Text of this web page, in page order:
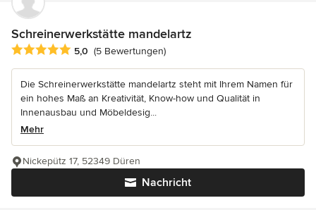
Schreinerwerkstätte mandelartz
Durchschnittliche Bewertung: 5 von 5 Sternen
5,0 (5 Bewertungen)
Die Schreinerwerkstätte mandelartz steht mit Ihrem Namen für
ein hohes Maß an Kreativität, Know-how und Qualität in
Innenausbau und Möbeldesig...
Mehr
Nachricht
Nickepütz 17, 52349 Düren